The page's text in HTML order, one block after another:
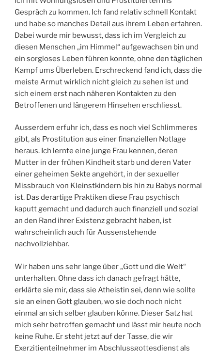
Gespräch zu kommen. Ich fand relativ schnell Kontakt
und habe so manches Detail aus ihrem Leben erfahren.
Dabei wurde mir bewusst, dass ich im Vergleich zu
diesen Menschen „im Himmel“ aufgewachsen bin und
ein sorgloses Leben führen konnte, ohne den täglichen
Kampf ums Überleben. Erschreckend fand ich, dass die
meiste Armut wirklich nicht gleich zu sehen ist und
sich einem erst nach näheren Kontakten zu den
Betroffenen und längerem Hinsehen erschliesst.
Ausserdem erfuhr ich, dass es noch viel Schlimmeres
gibt, als Prostitution aus einer finanziellen Notlage
heraus. Ich lernte eine junge Frau kennen, deren
Mutter in der frühen Kindheit starb und deren Vater
einer geheimen Sekte angehört, in der sexueller
Missbrauch von Kleinstkindern bis hin zu Babys normal
ist. Das derartige Praktiken diese Frau psychisch
kaputt gemacht und dadurch auch finanziell und sozial
an den Rand ihrer Existenz gebracht haben, ist
wahrscheinlich auch für Aussenstehende
nachvollziehbar.
Wir haben uns sehr lange über „Gott und die Welt“
unterhalten. Ohne dass ich danach gefragt hätte,
erklärte sie mir, dass sie Atheistin sei, denn wie sollte
sie an einen Gott glauben, wo sie doch noch nicht
einmal an sich selber glauben könne. Dieser Satz hat
mich sehr betroffen gemacht und lässt mir heute noch
keine Ruhe. Er steht jetzt auf der Tasse, die wir
Exerzitienteilnehmer im Abschlussgottesdienst als